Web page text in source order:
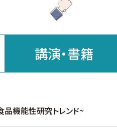
講演・書籍
機能性研究トレンド~